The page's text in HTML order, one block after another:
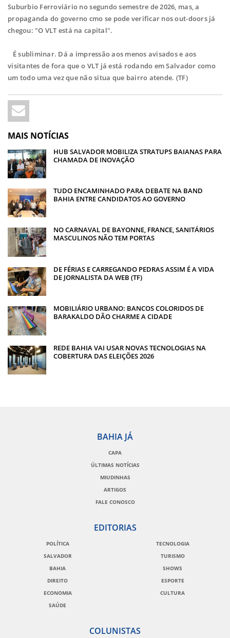
Suburbio Ferroviário no segundo semestre de 2026, mas, a
propaganda do governo cmo se pode verificar nos out-doors já
chegou: "O VLT está na capital".
É subliminar. Dá a impressão aos menos avisados e aos
visitantes de fora que o VLT já está rodando em Salvador como
um todo uma vez que não situa que bairro atende. (TF)
MAIS NOTÍCIAS
HUB SALVADOR MOBILIZA STRATUPS BAIANAS PARA
CHAMADA DE INOVAÇÃO
TUDO ENCAMINHADO PARA DEBATE NA BAND
BAHIA ENTRE CANDIDATOS AO GOVERNO
NO CARNAVAL DE BAYONNE, FRANCE, SANITÁRIOS
MASCULINOS NÃO TEM PORTAS
DE FÉRIAS E CARREGANDO PEDRAS ASSIM É A VIDA
DE JORNALISTA DA WEB (TF)
MOBILIÁRIO URBANO: BANCOS COLORIDOS DE
BARAKALDO DÃO CHARME A CIDADE
REDE BAHIA VAI USAR NOVAS TECNOLOGIAS NA
COBERTURA DAS ELEIÇÕES 2026
BAHIA JÁ
CAPA
ÚLTIMAS NOTÍCIAS
MIUDINHAS
ARTIGOS
FALE CONOSCO
EDITORIAS
POLÍTICA
SALVADOR
BAHIA
DIREITO
ECONOMIA
SAÚDE
TECNOLOGIA
TURISMO
SHOWS
ESPORTE
CULTURA
COLUNISTAS